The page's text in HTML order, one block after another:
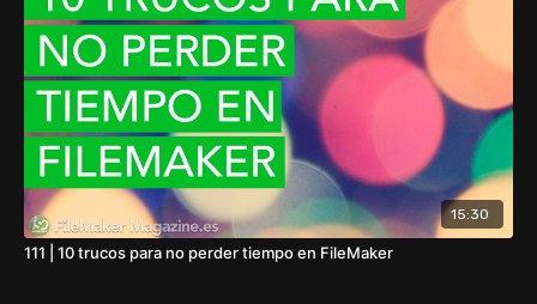
15:30
111 | 10 trucos para no perder tiempo en FileMaker